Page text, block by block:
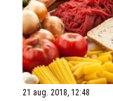
21 aug. 2018, 12:48